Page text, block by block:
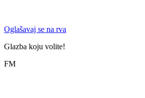
Oglašavaj se na rva
Glazba koju volite!
FM